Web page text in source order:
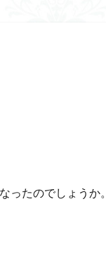
ったのでしょうか。